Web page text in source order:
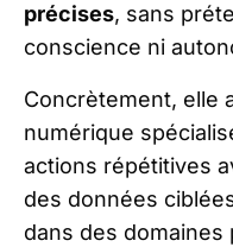
précises, sans
conscience ni
Concrètement, elle
numérique
actions répétitives
des données
dans des